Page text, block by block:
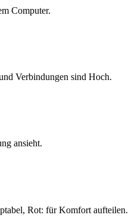
Computer.
Verbindungen sind Hoch.
ansieht.
Rot: für Komfort aufteilen.